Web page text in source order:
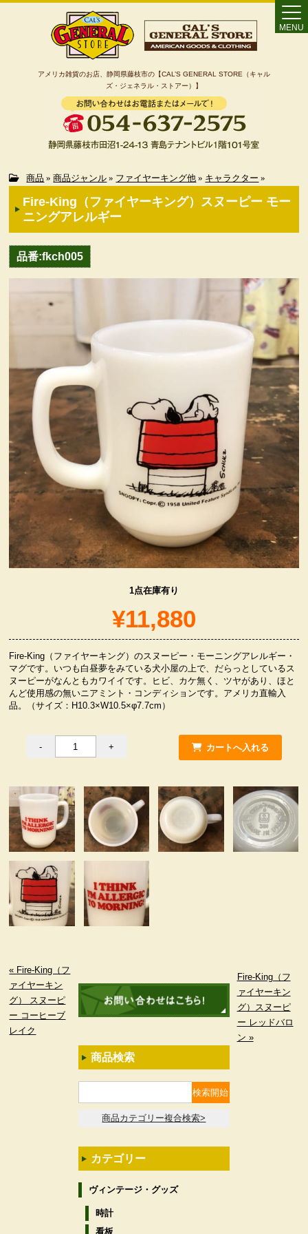
アメリカ雑貨のお店、静岡県藤枝市の【CAL’S GENERAL STORE（キャル
ズ・ジェネラル・ストアー）】
MENU
Home
カート
特定商取引法に基づく表記
ヴィンテージ・グッズ
LIFE誌 企業広告切り抜き
ファイヤーキング他
コカコーラ・グッズ
カンパニー・グッズ
キャラクター・グッズ
喫煙具
服飾小物雑貨
商品 » 商品ジャンル » ファイヤーキング他 » キャラクター »
Fire-King（ファイヤーキング）スヌーピー モー
ニングアレルギー
品番:fkch005
1点在庫有り
¥11,880
Fire-King（ファイヤーキング）のスヌーピー・モーニングアレルギー・
マグです。いつも白昼夢をみている犬小屋の上で、だらっとしているス
ヌーピーがなんともカワイイです。ヒビ、カケ無く、ツヤがあり、ほと
んど使用感の無いニアミント・コンディションです。アメリカ直輸入
品。（サイズ：H10.3×W10.5×φ7.7cm）
« Fire-King（フ
ァイヤーキン
グ） スヌーピ
ー コーヒーブ
レイク
Fire-King（フ
ァイヤーキン
グ）スヌーピ
ー レッドバロ
ン »
商品検索
商品カテゴリー複合検索>
カテゴリー
ヴィンテージ・グッズ
時計
看板